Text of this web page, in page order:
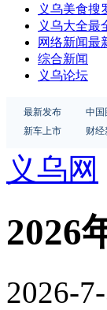
义乌美食搜
义乌大全最
网络新闻最
综合新闻
义乌论坛
最新发布 中国
新车上市
财经
义乌网
2026
2026-